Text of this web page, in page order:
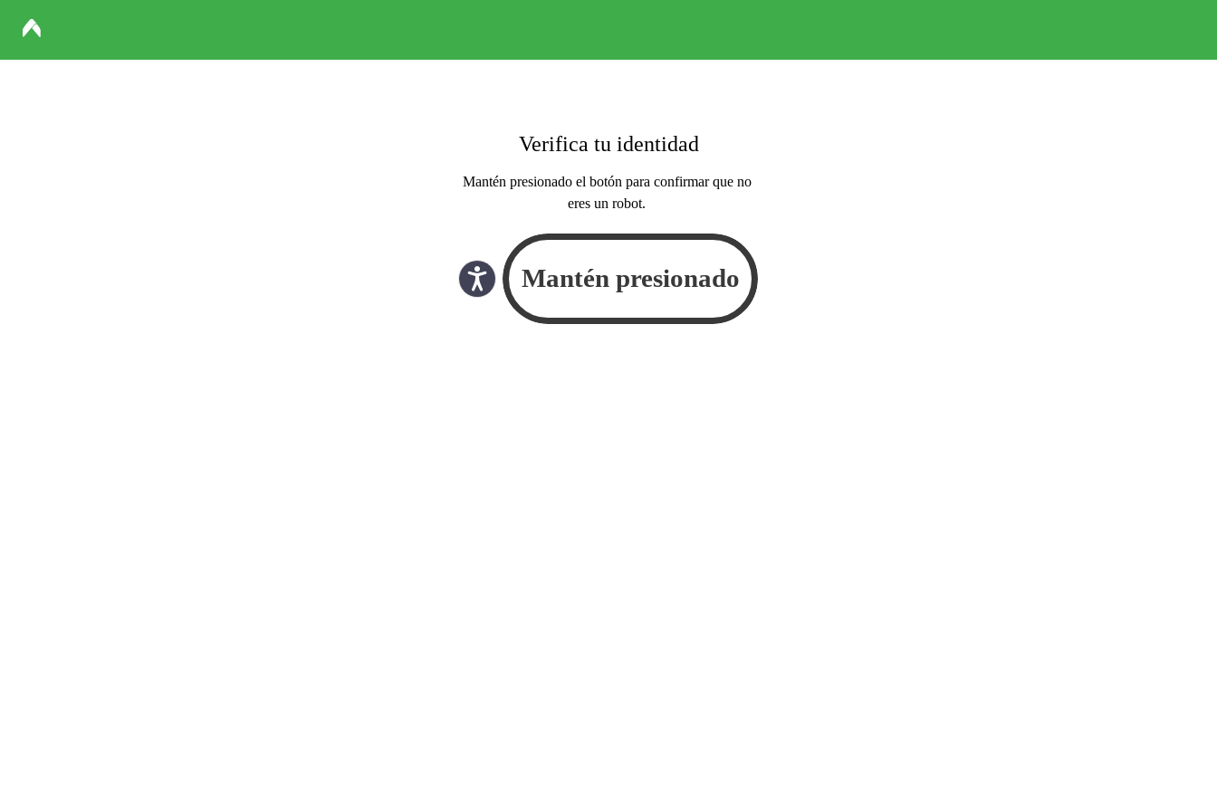
Verifica tu identidad
Mantén presionado el botón para confirmar que no
eres un robot.